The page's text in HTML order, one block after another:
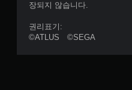
장되지 않습니다.
권리표기:
©ATLUS ©SEGA